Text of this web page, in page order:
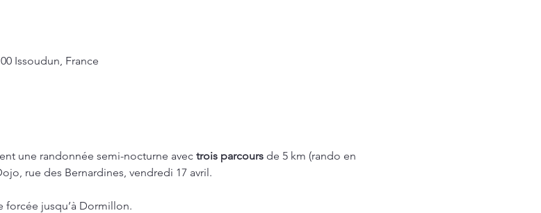
Issoudun, France
une randonnée semi-nocturne avec trois parcours de 5 km (rando en
rue des Bernardines, vendredi 17 avril.
forcée jusqu’à Dormillon.